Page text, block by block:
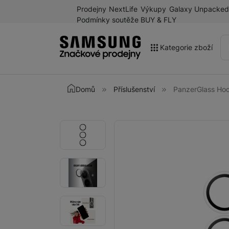
Prodejny NextLife Výkupy Galaxy Unpacked
Podmínky soutěže BUY & FLY
Kategorie zboží
Akce
novinky léta 2026
Mobilní telefony
Chytré hodinky
Tablety
Sluchátka
Domů Příslušenství PanzerGlass
Fotografie